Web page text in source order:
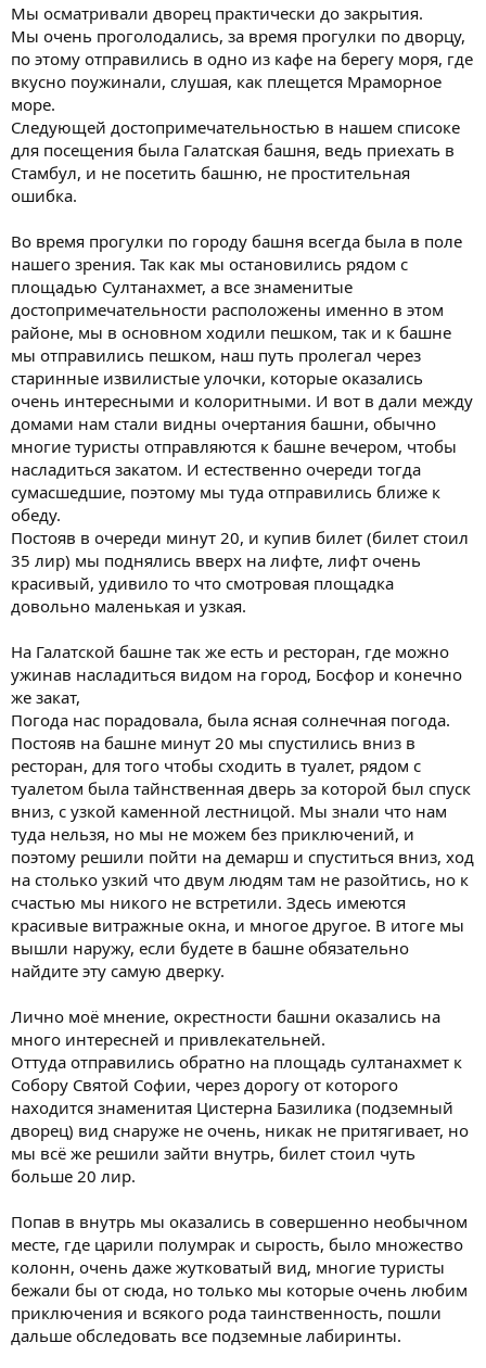
Мы осматривали дворец практически до закрытия.
Мы очень проголодались, за время прогулки по дворцу,
по этому отправились в одно из кафе на берегу моря, где
вкусно поужинали, слушая, как плещется Мраморное
море.
Следующей достопримечательностью в нашем списоке
для посещения была Галатская башня, ведь приехать в
Стамбул, и не посетить башню, не простительная
ошибка.
Во время прогулки по городу башня всегда была в поле
нашего зрения. Так как мы остановились рядом с
площадью Султанахмет, а все знаменитые
достопримечательности расположены именно в этом
районе, мы в основном ходили пешком, так и к башне
мы отправились пешком, наш путь пролегал через
старинные извилистые улочки, которые оказались
очень интересными и колоритными. И вот в дали между
домами нам стали видны очертания башни, обычно
многие туристы отправляются к башне вечером, чтобы
насладиться закатом. И естественно очереди тогда
сумасшедшие, поэтому мы туда отправились ближе к
обеду.
Постояв в очереди минут 20, и купив билет (билет стоил
35 лир) мы поднялись вверх на лифте, лифт очень
красивый, удивило то что смотровая площадка
довольно маленькая и узкая.
На Галатской башне так же есть и ресторан, где можно
ужинав насладиться видом на город, Босфор и конечно
же закат,
Погода нас порадовала, была ясная солнечная погода.
Постояв на башне минут 20 мы спустились вниз в
ресторан, для того чтобы сходить в туалет, рядом с
туалетом была тайнственная дверь за которой был спуск
вниз, с узкой каменной лестницой. Мы знали что нам
туда нельзя, но мы не можем без приключений, и
поэтому решили пойти на демарш и спуститься вниз, ход
на столько узкий что двум людям там не разойтись, но к
счастью мы никого не встретили. Здесь имеются
красивые витражные окна, и многое другое. В итоге мы
вышли наружу, если будете в башне обязательно
найдите эту самую дверку.
Лично моё мнение, окрестности башни оказались на
много интересней и привлекательней.
Оттуда отправились обратно на площадь султанахмет к
Собору Святой Софии, через дорогу от которого
находится знаменитая Цистерна Базилика (подземный
дворец) вид снаруже не очень, никак не притягивает, но
мы всё же решили зайти внутрь, билет стоил чуть
больше 20 лир.
Попав в внутрь мы оказались в совершенно необычном
месте, где царили полумрак и сырость, было множество
колонн, очень даже жутковатый вид, многие туристы
бежали бы от сюда, но только мы которые очень любим
приключения и всякого рода таинственность, пошли
дальше обследовать все подземные лабиринты.